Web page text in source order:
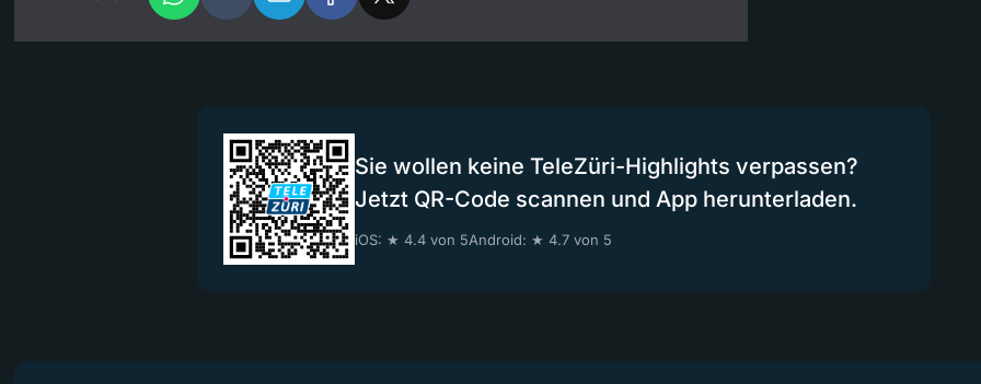
Sie wollen keine TeleZüri-Highlights verpassen?
Jetzt QR-Code scannen und App herunterladen.
iOS: ★ 4.4 von 5Android: ★ 4.7 von 5